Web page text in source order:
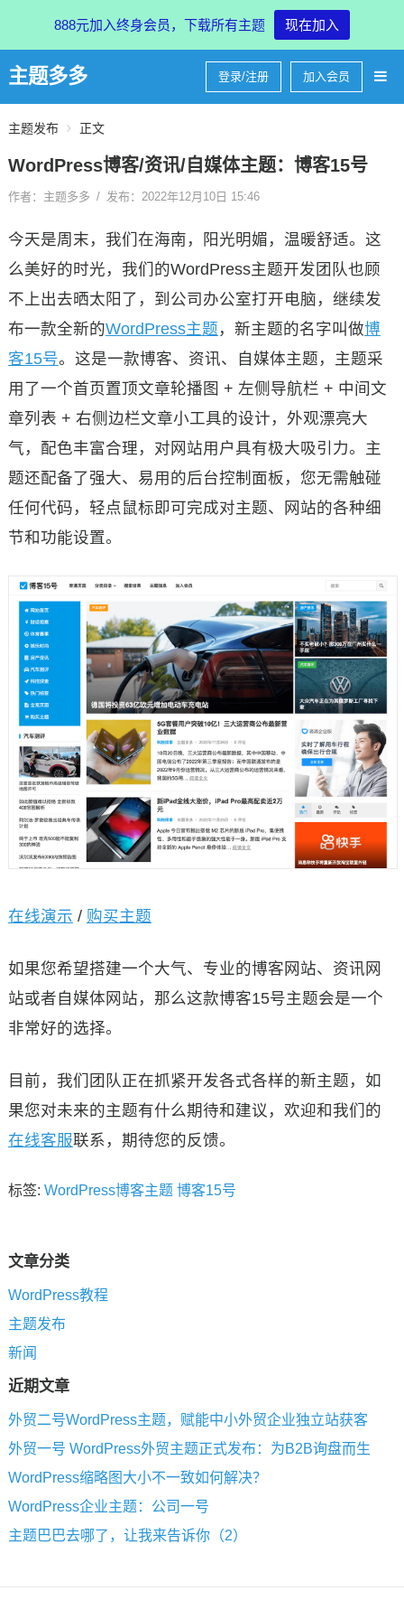
主题多多 登录/注册 加入会员
主题发布 正文
WordPress博客/资讯/自媒体主题：博客15号
作者：主题多多 / 发布：2022年12月10日 15:46
今天是周末，我们在海南，阳光明媚，温暖舒适。这
么美好的时光，我们的WordPress主题开发团队也顾
不上出去晒太阳了，到公司办公室打开电脑，继续发
布一款全新的WordPress主题 ，新主题的名字叫做博
客15号。这是一款博客、资讯、自媒体主题，主题采
用了一个首页置顶文章轮播图 + 左侧导航栏 + 中间文
章列表 + 右侧边栏文章小工具的设计，外观漂亮大
气，配色丰富合理，对网站用户具有极大吸引力。主
题还配备了强大、易用的后台控制面板，您无需触碰
任何代码，轻点鼠标即可完成对主题、网站的各种细
节和功能设置。
在线演示 / 购买主题
如果您希望搭建一个大气、专业的博客网站、资讯网
站或者自媒体网站，那么这款博客15号主题会是一个
非常好的选择。
目前，我们团队正在抓紧开发各式各样的新主题，如
果您对未来的主题有什么期待和建议，欢迎和我们的
在线客服联系，期待您的反馈。
标签: WordPress博客主题 博客15号
文章分类
WordPress教程
主题发布
新闻
近期文章
外贸二号WordPress主题，赋能中小外贸企业独立站获客
外贸一号 WordPress外贸主题正式发布：为B2B询盘而生
WordPress缩略图大小不一致如何解决？
WordPress企业主题：公司一号
主题巴巴去哪了，让我来告诉你（2）
888元加入终身会员，下载所有主题 现在加入